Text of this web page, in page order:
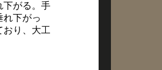
下がる。手
れ下がっ
おり、大工